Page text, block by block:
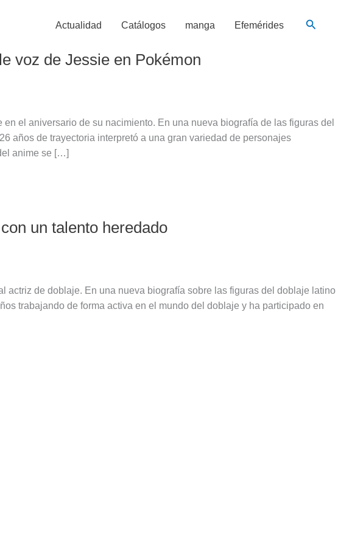
Actualidad Catálogos manga Efemérides
voz de Jessie en Pokémon
el aniversario de su nacimiento. En una nueva biografía de las figuras del
años de trayectoria interpretó a una gran variedad de personajes
anime se […]
un talento heredado
actriz de doblaje. En una nueva biografía sobre las figuras del doblaje latino
trabajando de forma activa en el mundo del doblaje y ha participado en